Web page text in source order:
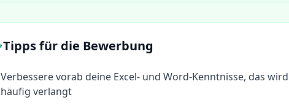
Tipps für die Bewerbung
Verbessere vorab deine Excel- und Word-Kenntnisse, das wird
häufig verlangt